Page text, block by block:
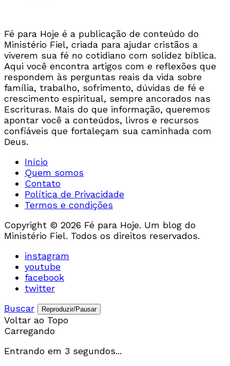
Fé para Hoje é a publicação de conteúdo do
Ministério Fiel, criada para ajudar cristãos a
viverem sua fé no cotidiano com solidez bíblica.
Aqui você encontra artigos com e reflexões que
respondem às perguntas reais da vida sobre
família, trabalho, sofrimento, dúvidas de fé e
crescimento espiritual, sempre ancorados nas
Escrituras. Mais do que informação, queremos
apontar você a conteúdos, livros e recursos
confiáveis que fortaleçam sua caminhada com
Deus.
Início
Quem somos
Contato
Política de Privacidade
Termos e condições
Copyright © 2026 Fé para Hoje. Um blog do
Ministério Fiel. Todos os direitos reservados.
instagram
youtube
facebook
twitter
Buscar
Reproduzir/Pausar
Voltar ao Topo
Carregando
Entrando em 3 segundos...